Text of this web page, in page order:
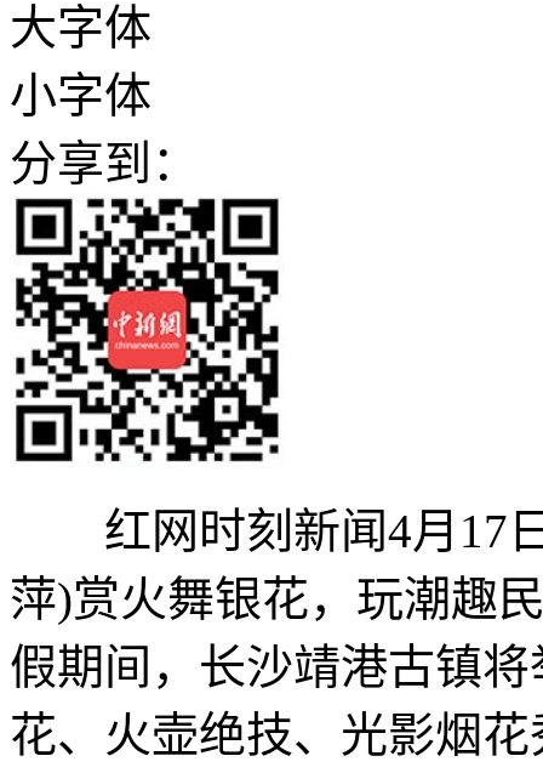
大字体
小字体
分享到：
红网时刻新闻4月17日
萍)赏火舞银花，玩潮趣
假期间，长沙靖港古镇
花、火壶绝技、光影烟